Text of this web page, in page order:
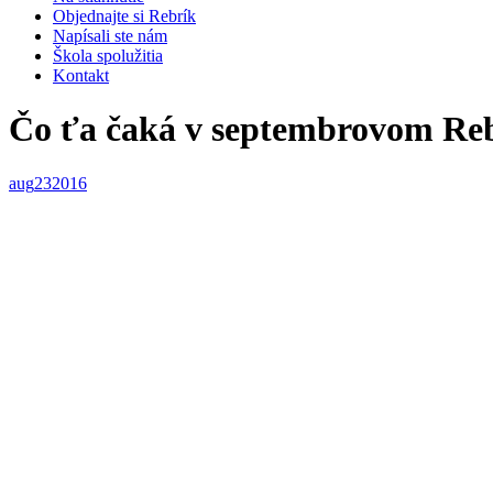
Objednajte si Rebrík
Napísali ste nám
Škola spolužitia
Kontakt
Čo ťa čaká v septembrovom
aug232016